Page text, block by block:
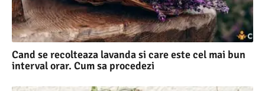
Cand se recolteaza lavanda si care este cel mai bun
interval orar. Cum sa procedezi